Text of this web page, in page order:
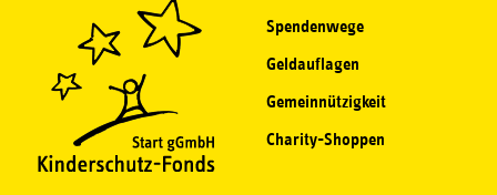
Spendenwege
Geldauflagen
Gemeinnützigkeit
Charity-Shoppen